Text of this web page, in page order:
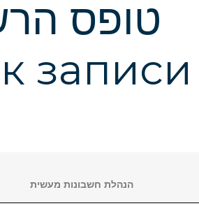
טופס
записи
הנהלת חשבונות מעשית